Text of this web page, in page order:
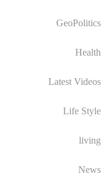
GeoPolitics
Health
Latest Videos
Life Style
living
News